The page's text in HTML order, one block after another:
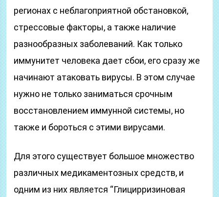
регионах с неблагоприятной обстановкой,
стрессовые факторы, а также наличие
разнообразных заболеваний. Как только
иммунитет человека дает сбои, его сразу же
начинают атаковать вирусы. В этом случае
нужно не только заниматься срочным
восстановлением иммунной системы, но
также и бороться с этими вирусами.
Для этого существует большое множество
различных медикаментозных средств, и
одним из них является “Глицирризиновая